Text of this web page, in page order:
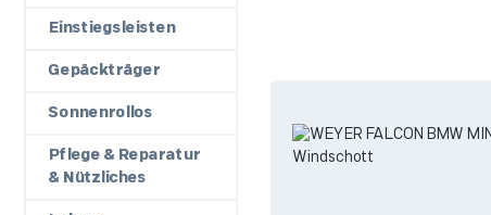
Einstiegsleisten
Gepäckträger
Sonnenrollos
Pflege & Reparatur
& Nützliches